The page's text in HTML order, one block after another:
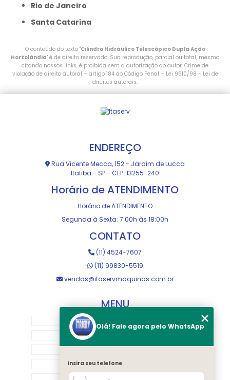
Rio de Janeiro
Santa Catarina
O conteúdo do texto "Cilindro Hidráulico Telescópico Dupla Ação
Hortolândia" é de direito reservado. Sua reprodução, parcial ou total, mesmo
citando nossos links, é proibida sem a autorização do autor. Crime de
violação de direito autoral – artigo 184 do Código Penal – Lei 9610/98 - Lei de
direitos autorais.
ENDEREÇO
Rua Vicente Mecca, 152 - Jardim de Lucca
Itatiba - SP - CEP: 13255-240
Horário de ATENDIMENTO
Horário de ATENDIMENTO
Segunda à Sexta: 7:00h às 18:00h
CONTATO
(11) 4524-7607
(11) 99830-5519
vendas@itaservmaquinas.com.br
MENU
MANUTENÇÃO E USINAGEM
LOJA
Olá! Fale agora pelo WhatsApp
Insira seu telefone